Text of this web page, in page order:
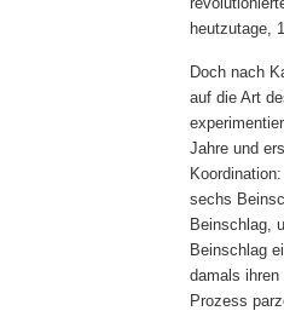
heutzutage,
Doch nach
auf die Art
Jahre und
sechs
Beinschlag,
Beinschlag
damals
Prozess